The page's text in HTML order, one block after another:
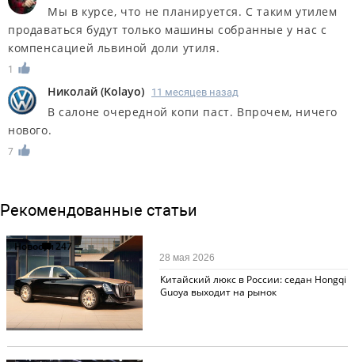
Мы в курсе, что не планируется. С таким утилем
продаваться будут только машины собранные у нас с
компенсацией львиной доли утиля.
1
Николай (Kolayo) 11 месяцев назад
В салоне очередной копи паст. Впрочем, ничего
нового.
7
Рекомендованные статьи
Новости 247
Китайский люкс в России: седан Hongqi
Guoya выходит на рынок
28 мая 2026